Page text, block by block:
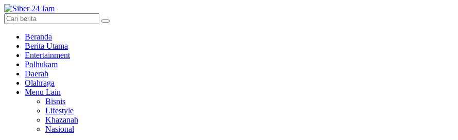
Beranda
Berita Utama
Entertainment
Polhukam
Daerah
Olahraga
Menu Lain
Bisnis
Lifestyle
Khazanah
Nasional